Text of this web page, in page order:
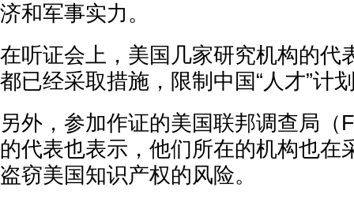
济和军事实力。
在听证会上，美国几家研究机构的代
都已经采取措施，限制中国“人才”计
另外，参加作证的美国联邦调查局（
的代表也表示，他们所在的机构也在
盗窃美国知识产权的风险。